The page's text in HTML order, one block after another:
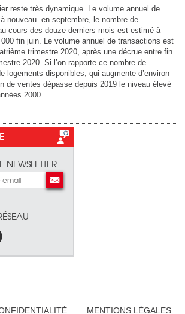
reste très dynamique. Le volume annuel de
nouveau. en septembre, le nombre de
cours des douze derniers mois est estimé à
fin juin. Le volume annuel de transactions est
trimestre 2020, après une décrue entre fin
2020. Si l’on rapporte ce nombre de
logements disponibles, qui augmente d’environ
de ventes dépasse depuis 2019 le niveau élevé
2000.
NEWSLETTER
MENTIONS LÉGALES